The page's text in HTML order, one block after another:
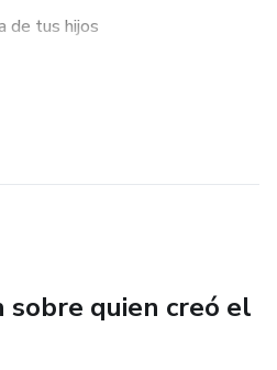
de tus hijos
y empatía
un niño más necesita no es un
sobre quien creó el